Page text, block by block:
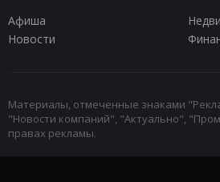
Афиша
Новости
Материалы, отмеченные знаками
"Новости компаний", "Актуально",
правах рекламы.